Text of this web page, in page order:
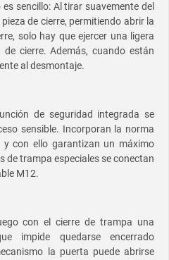
sencillo: Al tirar suavemente del
de cierre, permitiendo abrir la
solo hay que ejercer una ligera
cierre. Además, cuando están
al desmontaje.
de seguridad integrada se
sensible. Incorporan la norma
y con ello garantizan un máximo
de trampa especiales se conectan
M12.
con el cierre de trampa una
impide quedarse encerrado
la puerta puede abrirse